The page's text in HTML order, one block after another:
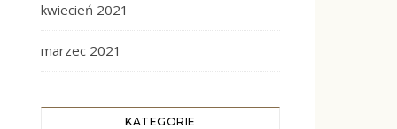
kwiecień 2021
marzec 2021
KATEGORIE